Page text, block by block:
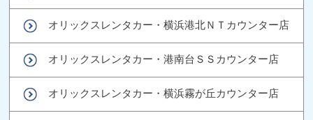
オリックスレンタカー・横浜港北ＮＴカウンター店
オリックスレンタカー・港南台ＳＳカウンター店
オリックスレンタカー・横浜霧が丘カウンター店